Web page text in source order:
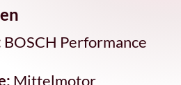
BOSCH Performance
Mittelmotor